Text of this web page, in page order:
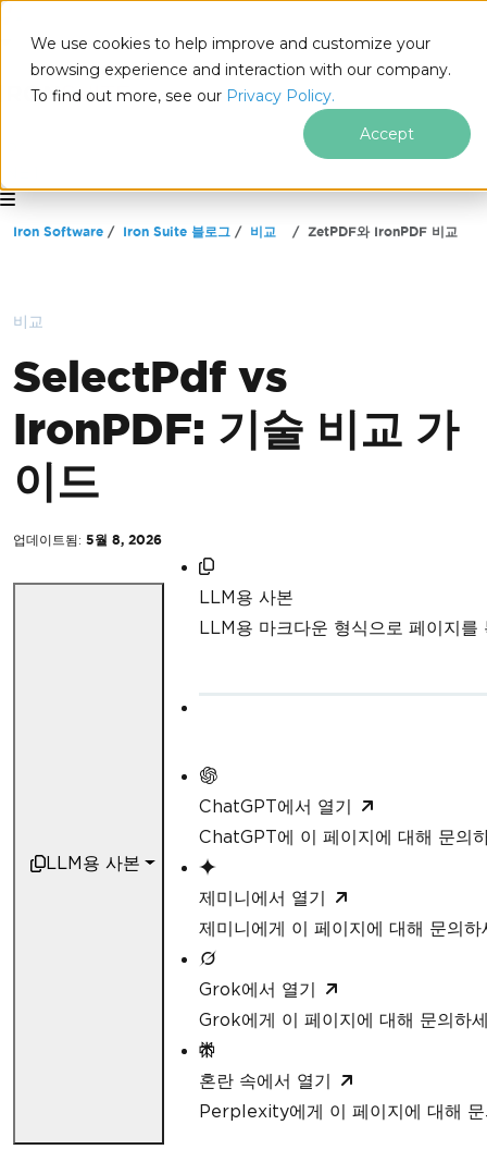
We use cookies to help improve and customize your
browsing experience and interaction with our company.
To find out more, see our Privacy Policy.
Accept
푸터 콘텐츠로 바로가기
Iron Software Iron Suite 블로그 비교 ZetPDF와 IronPDF 비교
비교
SelectPdf vs
IronPDF: 기술 비교 가
이드
업데이트됨: 5월 8, 2026
LLM용 사본
LLM용 사본
LLM용 마크다운 형식으로 페이지를
ChatGPT에서 열기
ChatGPT에 이 페이지에 대해 문의
제미니에서 열기
제미니에게 이 페이지에 대해 문의하
Grok에서 열기
Grok에게 이 페이지에 대해 문의하
혼란 속에서 열기
Perplexity에게 이 페이지에 대해 문